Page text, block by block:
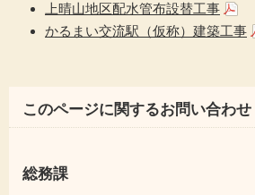
上晴山地区配水管布設替工事
かるまい交流駅（仮称）建築工事
このページに関するお問い合わせ
総務課